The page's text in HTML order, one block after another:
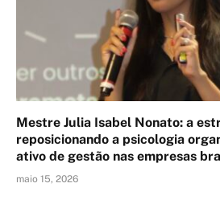
Mestre Julia Isabel Nonato: a
reposicionando a psicologia
ativo de gestão nas empresas
maio 15, 2026